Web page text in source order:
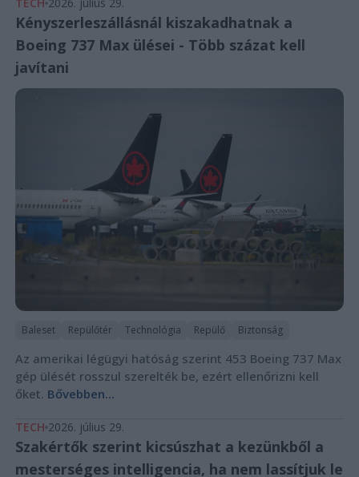
TECH 2026. július 29.
Kényszerleszállásnál kiszakadhatnak a
Boeing 737 Max ülései - Több százat kell
javítani
Baleset Repülőtér Technológia Repülő Biztonság
Az amerikai légügyi hatóság szerint 453 Boeing 737 Max
gép ülését rosszul szerelték be, ezért ellenőrizni kell
őket. Bővebben...
TECH 2026. július 29.
Szakértők szerint kicsúszhat a kezünkből a
mesterséges intelligencia, ha nem lassítjuk le